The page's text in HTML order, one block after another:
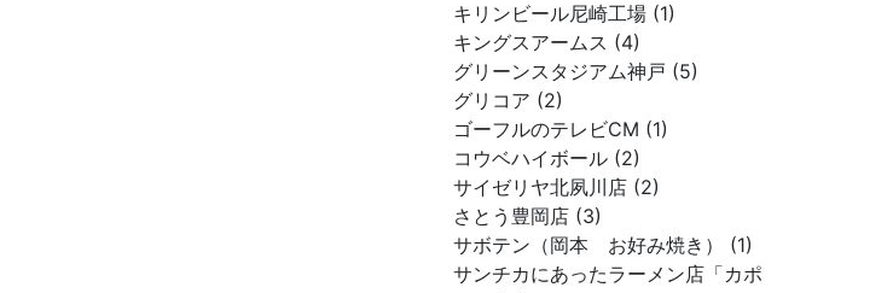
キリンビール尼崎工場 (1)
キングスアームス (4)
グリーンスタジアム神戸 (5)
グリコア (2)
ゴーフルのテレビCM (1)
コウベハイボール (2)
サイゼリヤ北夙川店 (2)
さとう豊岡店 (3)
サボテン（岡本 お好み焼き） (1)
サンチカにあったラーメン店「カポ